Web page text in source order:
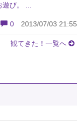
び。 ...
0 2013/07/03 21:55
観てきた！一覧へ